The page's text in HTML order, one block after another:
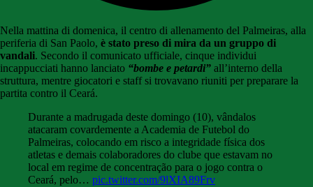
Nella mattina di domenica, il centro di allenamento del Palmeiras, alla
periferia di San Paolo, è stato preso di mira da un gruppo di
vandali. Secondo il comunicato ufficiale, cinque individui
incappucciati hanno lanciato “bombe e petardi” all’interno della
struttura, mentre giocatori e staff si trovavano riuniti per preparare la
partita contro il Ceará.
Durante a madrugada deste domingo (10), vândalos
atacaram covardemente a Academia de Futebol do
Palmeiras, colocando em risco a integridade física dos
atletas e demais colaboradores do clube que estavam no
local em regime de concentração para o jogo contra o
Ceará, pelo… pic.twitter.com/9lXIA89Frv